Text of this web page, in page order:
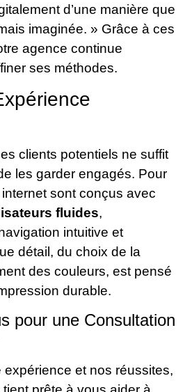
d’une manière que
imaginée. » Grâce à ces
agence continue
ses méthodes.
clients potentiels ne suffit
les garder engagés. Pour
sont conçus avec
fluides,
intuitive et
détail, du choix de la
des couleurs, est pensé
durable.
pour une Consultation
expérience et nos réussites,